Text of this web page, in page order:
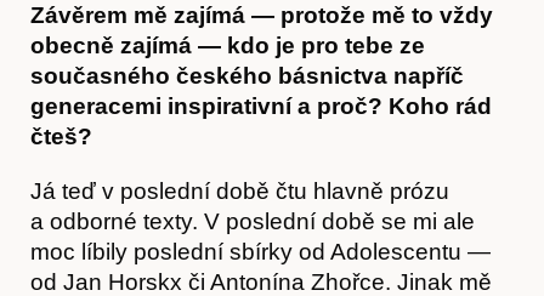
Závěrem mě zajímá — protože mě to vždy
obecně zajímá — kdo je pro tebe ze
současného českého básnictva napříč
generacemi inspirativní a proč? Koho rád
čteš?
Já teď v poslední době čtu hlavně prózu
a odborné texty. V poslední době se mi ale
moc líbily poslední sbírky od Adolescentu —
od Jan Horskx či Antonína Zhořce. Jinak mě